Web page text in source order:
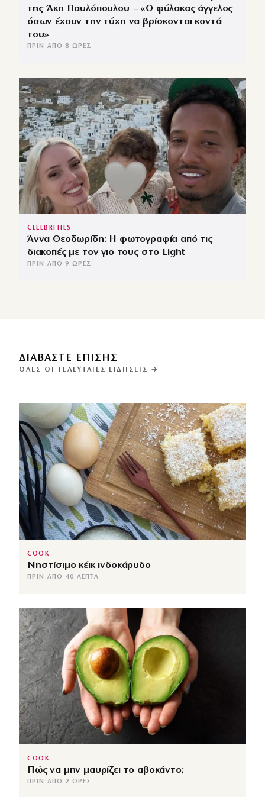
της Άκη Παυλόπουλου – «Ο φύλακας άγγελος
όσων έχουν την τύχη να βρίσκονται κοντά
του»
ΠΡΙΝ ΑΠΌ 8 ΏΡΕΣ
CELEBRITIES
Άννα Θεοδωρίδη: Η φωτογραφία από τις
διακοπές με τον γιο τους στο Light
ΠΡΙΝ ΑΠΌ 9 ΏΡΕΣ
ΔΙΑΒΑΣΤΕ ΕΠΙΣΗΣ
ΌΛΕΣ ΟΙ ΤΕΛΕΥΤΑΊΕΣ ΕΙΔΉΣΕΙΣ →
COOK
Νηστίσιμο κέικ ινδοκάρυδο
ΠΡΙΝ ΑΠΌ 40 ΛΕΠΤΆ
COOK
Πώς να μην μαυρίζει το αβοκάντο;
ΠΡΙΝ ΑΠΌ 2 ΏΡΕΣ